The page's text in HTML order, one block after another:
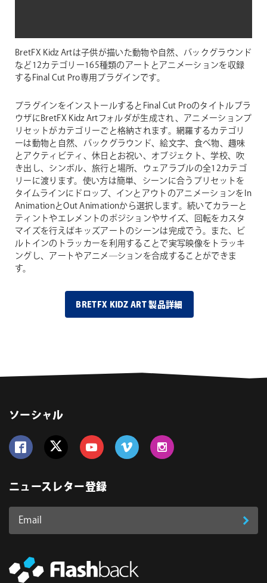
BretFX Kidz Artは子供が描いた動物や自然、バックグラウンド
など12カテゴリー165種類のアートとアニメーションを収録
するFinal Cut Pro専用プラグインです。
プラグインをインストールするとFinal Cut Proのタイトルブラ
ウザにBretFX Kidz Artフォルダが生成され、アニメーションプ
リセットがカテゴリーごと格納されます。網羅するカテゴリ
ーは動物と自然、バックグラウンド、絵文字、食べ物、趣味
とアクティビティ、休日とお祝い、オブジェクト、学校、吹
き出し、シンボル、旅行と場所、ウェアラブルの全12カテゴ
リーに渡ります。使い方は簡単、シーンに合うプリセットを
タイムラインにドロップ、インとアウトのアニメーションをIn
AnimationとOut Animationから選択します。続いてカラーと
ティントやエレメントのポジションやサイズ、回転をカスタ
マイズを行えばキッズアートのシーンは完成でう。また、ビ
ルトインのトラッカーを利用することで実写映像をトラッキ
ングし、アートやアニメ―ションを合成することができま
す。
BRETFX KIDZ ART 製品詳細
ソーシャル
ニュースレター登録
Email
ス
登